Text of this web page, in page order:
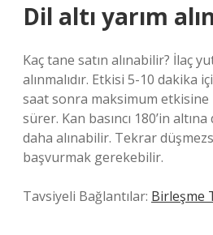
Dil altı yarım
Kaç tane satın alınabilir? İlaç
alınmalıdır. Etkisi 5-10 dakika
saat sonra maksimum etkisine
sürer. Kan basıncı 180’in
daha alınabilir. Tekrar
başvurmak gerekebilir.
Tavsiyeli Bağlantılar: Birleşme